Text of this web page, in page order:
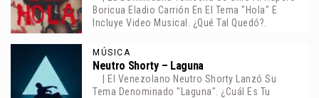
Boricua Eladio Carrión En El Tema "Hola" E
Incluye Video Musical. ¿Qué Tal Quedó?.
MÚSICA
Neutro Shorty – Laguna
| El Venezolano Neutro Shorty Lanzó Su
Tema Denominado "Laguna". ¿Cuál Es Tu